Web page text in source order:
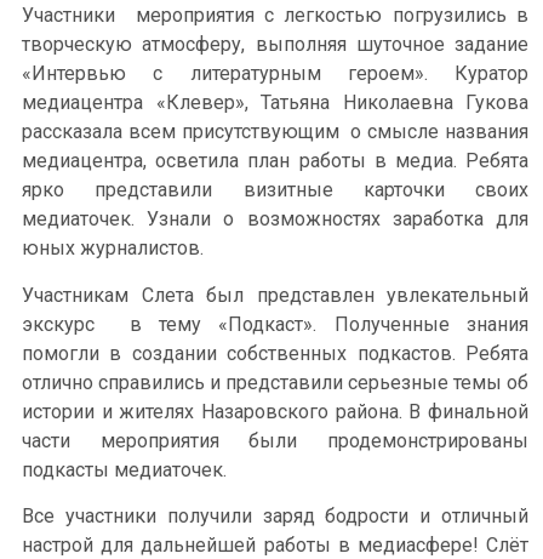
Участники мероприятия с легкостью погрузились в
творческую атмосферу, выполняя шуточное задание
«Интервью с литературным героем». Куратор
медиацентра «Клевер», Татьяна Николаевна Гукова
рассказала всем присутствующим о смысле названия
медиацентра, осветила план работы в медиа. Ребята
ярко представили визитные карточки своих
медиаточек. Узнали о возможностях заработка для
юных журналистов.
Участникам Слета был представлен увлекательный
экскурс в тему «Подкаст». Полученные знания
помогли в создании собственных подкастов. Ребята
отлично справились и представили серьезные темы об
истории и жителях Назаровского района. В финальной
части мероприятия были продемонстрированы
подкасты медиаточек.
Все участники получили заряд бодрости и отличный
настрой для дальнейшей работы в медиасфере! Слёт